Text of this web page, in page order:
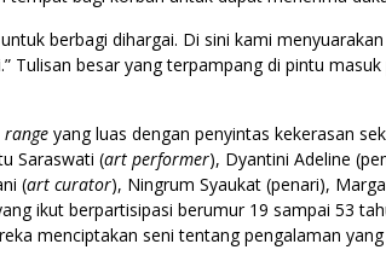
berbagi dihargai. Di sini kami
Tulisan besar yang terpampang di pintu
rangeyang luas dengan penyintas kekerasan
Saraswati (art performer), Dyantini Adeline
(art curator), Ningrum Syaukat (penari),
ikut berpartisipasi berumur 19 sampai 53
menciptakan seni tentang pengalaman